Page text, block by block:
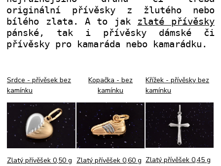
originální přívěsky z žlutého nebo
bílého zlata. A to jak zlaté přívěsky
pánské, tak i přívěsky dámské či
přívěsky pro kamaráda nebo kamarádku.
Srdce - přívěsek bez
kamínku
Zlatý přívěšek 0,50 g
Kopačka - bez
kamínku
Zlatý přívěšek 0,60 g
Křížek - přívěsky bez
kamínku
Zlatý přívěšek 0,45 g